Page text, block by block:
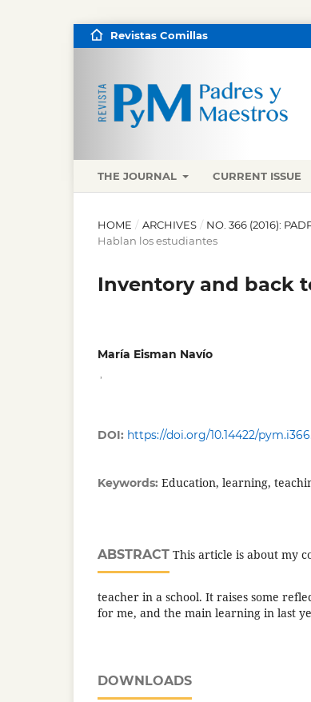
THE JOURNAL CURRENT ISSUE
Revistas Comillas
HOME / ARCHIVES / NO. 366 (2016):
Hablan los estudiantes
Inventory and back
María Eisman Navío
DOI: https://doi.org/10.14422/
Keywords: Education, learning,
ABSTRACT This article is about my
teacher in a school. It raises some
for me, and the main learning in last
DOWNLOADS